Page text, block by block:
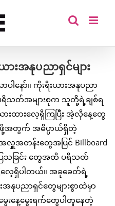
းအနုပညာရှင်များ
ါနော်။ ကိုးရီးယားအနုပညာ
တ်အများစုက သူတို့ရဲ့ချစ်ရ
ထားလေ့ရှိကြပြီး အဲ့လိုနေ့တွေ
ဖို့အတွက် အဓိပ္ပာယ်ရှိတဲ့
အတန်းတွေအပြင် Billboard
သခြင်း တွေအထိ ပရိသတ်
ြလေ့ရှိပါတယ်။ အခုခေတ်ရဲ့
အနုပညာရှင်တွေများစွာထဲမှာ
ေးနေ့မွေးရက်တွေပါတူနေတဲ့